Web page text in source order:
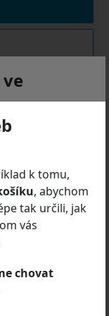
Dotaz na
ostatní (v
Diagnostic
dle zákona
pozdějších
nebo
prostředky nebo
vitro nebo
výslovně
k tomu,
, abychom
tak určili, jak
vás
chovat